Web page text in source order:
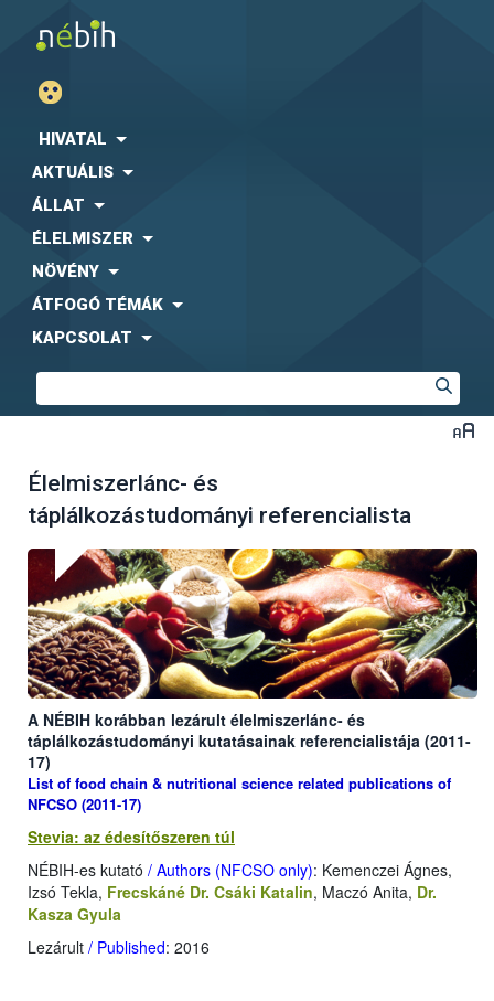
HIVATAL
AKTUÁLIS
ÁLLAT
ÉLELMISZER
NÖVÉNY
ÁTFOGÓ TÉMÁK
KAPCSOLAT
Élelmiszerlánc- és
táplálkozástudományi referencialista
A NÉBIH korábban lezárult élelmiszerlánc- és
táplálkozástudományi kutatásainak referencialistája (2011-
17)
List of food chain & nutritional science related publications of
NFCSO (2011-17)
Stevia: az édesítőszeren túl
NÉBIH-es kutató / Authors (NFCSO only): Kemenczei Ágnes,
Izsó Tekla, Frecskáné Dr. Csáki Katalin, Maczó Anita, Dr.
Kasza Gyula
Lezárult / Published: 2016